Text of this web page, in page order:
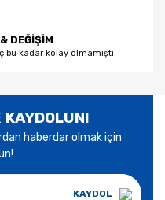
DEĞİŞİM
bu kadar kolay olmamıştı.
KAYDOLUN!
haberdar olmak için
KAYDOL